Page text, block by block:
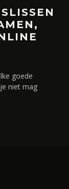
goede
niet mag